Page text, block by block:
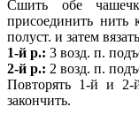
Сшить обе
присоединить
полуст. и затем
1-й р.: 3 возд. п.
2-й р.: 2 возд. п.
Повторять 1-й и
закончить.